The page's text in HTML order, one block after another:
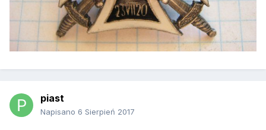
piast
Napisano 6 Sierpień 2017